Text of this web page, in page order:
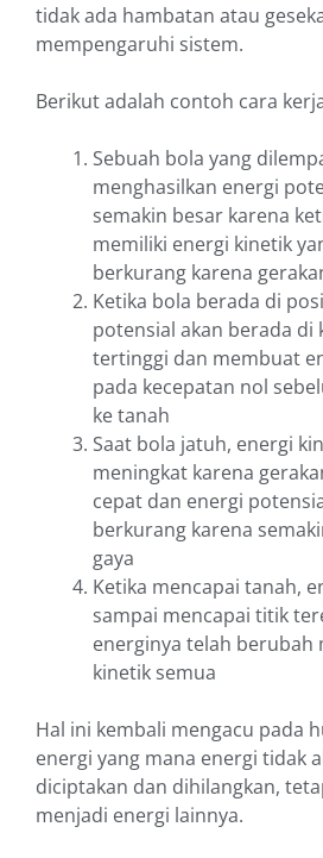
tidak ada hambatan atau
mempengaruhi sistem.
Berikut adalah contoh cara
Sebuah bola yang
menghasilkan energi
semakin besar karena
memiliki energi kinetik
berkurang karena
Ketika bola berada di
potensial akan berada di
tertinggi dan membuat
pada kecepatan nol
ke tanah
Saat bola jatuh, energi
meningkat karena
cepat dan energi
berkurang karena
gaya
Ketika mencapai tanah,
sampai mencapai titik
energinya telah berubah
kinetik semua
Hal ini kembali mengacu pada
energi yang mana energi tidak
diciptakan dan dihilangkan,
menjadi energi lainnya.